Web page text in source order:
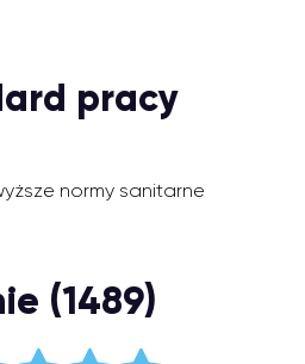
pracy
normy sanitarne
(1489)